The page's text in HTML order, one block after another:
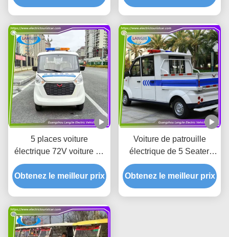
fer de voiture de patrouille
5 places voiture
électrique 72V voiture de
marchandises électrique
70km autonomie batterie
avec toplight
Obtenez le meilleur prix
Voiture de patrouille
électrique de 5 Seater,
chariots de service
électriques avec la
grande lumière sur le toit
Obtenez le meilleur prix